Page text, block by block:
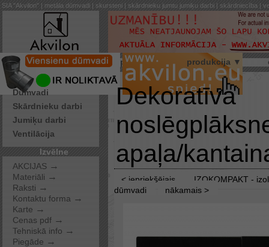
SIA "Akvilon" | metāla dūmvadi | skursteņi | skārdnieku jumtu jumiķu darbi | skārdniecība |
par mums produkcija ▼
Pakalpojumi
Dūmvadi
Skārdnieku darbi
Jumiķu darbi
Ventilācija
Izvēlne
AKCIJAS →
Materiāli →
Raksti →
Kontaktu forma →
Karte →
Cenas pdf →
Tehniskā info →
Piegāde →
Dekoratīva
apaļa/
< iepriekšējais
IZOKOMPAKT -
dūmvadi
nākamais >